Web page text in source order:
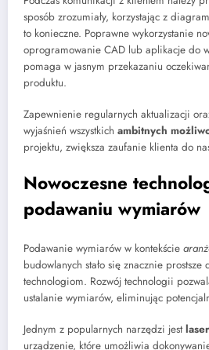
sposób zrozumiały, korzystając z
to konieczne. Poprawne wykorzystanie
oprogramowanie CAD lub aplikacje do
pomaga w jasnym przekazaniu
produktu.
Zapewnienie regularnych aktualizacji
wyjaśnień wszystkich ambitnych
projektu, zwiększa zaufanie klienta do
Nowoczesne
podawaniu wymiarów
Podawanie wymiarów w kontekście
budowlanych stało się znacznie prostsze
technologiom. Rozwój technologii
ustalanie wymiarów, eliminując
Jednym z popularnych narzędzi jest
urządzenie, które umożliwia